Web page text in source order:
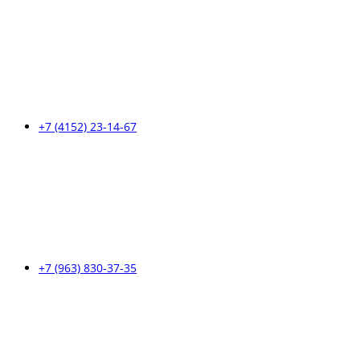
+7 (4152) 23-14-67
+7 (963) 830-37-35